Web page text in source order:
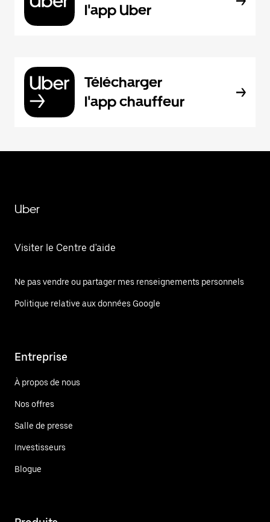
l'app Uber
Télécharger
l'app chauffeur
Uber
Visiter le Centre d'aide
Ne pas vendre ou partager mes renseignements personnels
Politique relative aux données Google
Entreprise
À propos de nous
Nos offres
Salle de presse
Investisseurs
Blogue